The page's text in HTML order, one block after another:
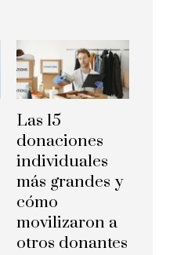
Las 15
donaciones
individuales
más grandes y
cómo
movilizaron a
otros donantes